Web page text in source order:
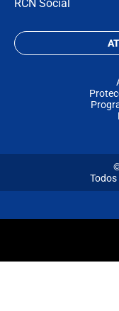
RCN Social